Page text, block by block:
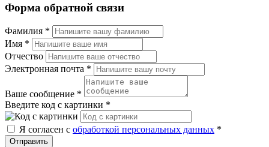
Форма обратной связи
Фамилия *
Имя *
Отчество
Электронная почта *
Ваше сообщение *
Введите код с картинки *
Я согласен с обработкой персональных данных *
Отправить